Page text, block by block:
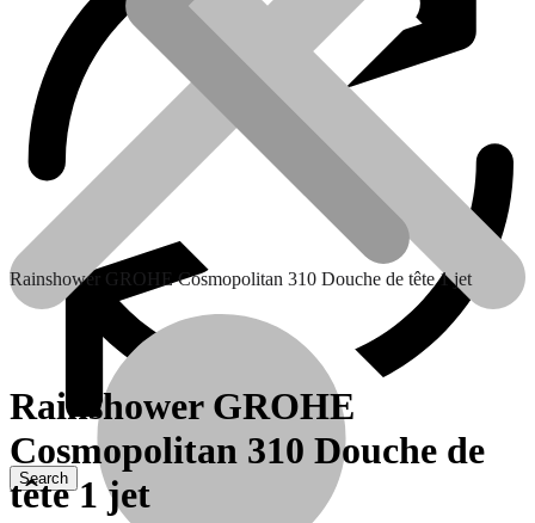
Contactez nous
Rainshower GROHE Cosmopolitan 310 Douche de tête 1 jet
Rainshower GROHE
Cosmopolitan 310 Douche de
tête 1 jet